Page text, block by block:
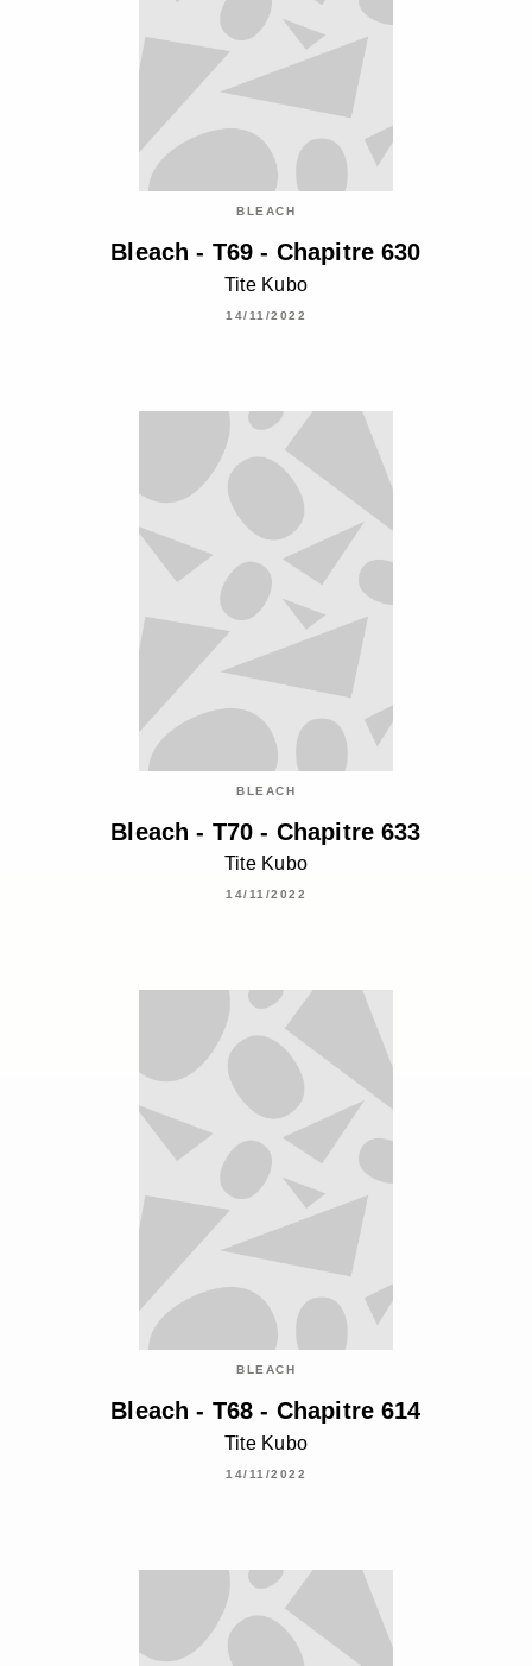
BLEACH
Bleach - T69 - Chapitre 630
Tite Kubo
14/11/2022
BLEACH
Bleach - T70 - Chapitre 633
Tite Kubo
14/11/2022
BLEACH
Bleach - T68 - Chapitre 614
Tite Kubo
14/11/2022